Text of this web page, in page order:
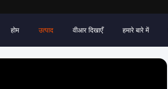
होम उत्पाद वीआर दिखाएँ हमारे बारे में